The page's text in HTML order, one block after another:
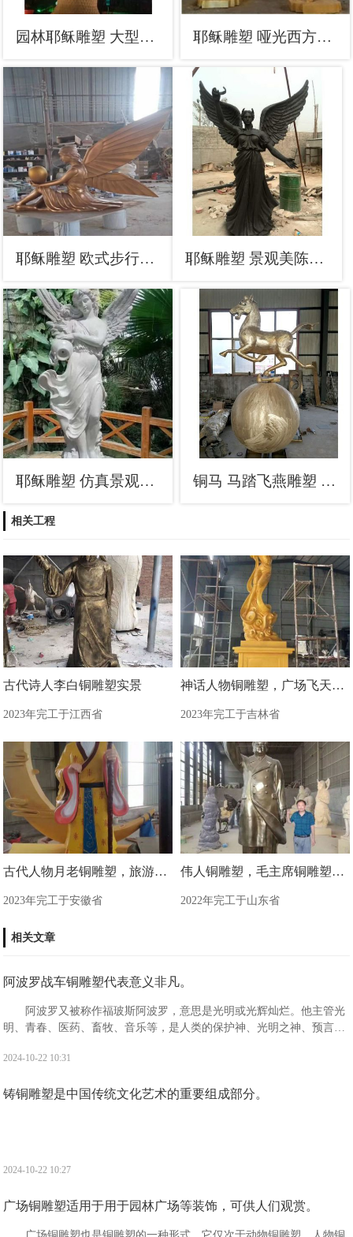
园林耶稣雕塑 大型西方雕塑 中式人物雕塑 耶稣雕塑 哑光西方雕塑 公园人物雕塑
耶稣雕塑 欧式步行街西方雕塑 大型商场人物雕塑 耶稣雕塑 景观美陈西方雕塑 喷漆人物雕塑
耶稣雕塑 仿真景观人物雕塑 烤漆西方雕塑 铜马 马踏飞燕雕塑 ,广场动物铜雕塑
相关工程
古代诗人李白铜雕塑实景
2023年完工于江西省
神话人物铜雕塑，广场飞天铜雕塑制造商
2023年完工于吉林省
古代人物月老铜雕塑，旅游区景观雕塑
2023年完工于安徽省
伟人铜雕塑，毛主席铜雕塑制作现场
2022年完工于山东省
相关文章
阿波罗战车铜雕塑代表意义非凡。
阿波罗又被称作福玻斯阿波罗，意思是光明或光辉灿烂。他主管光
明、青春、医药、畜牧、音乐等，是人类的保护神、光明之神、预言之
斯特利亚的一座浮岛提洛岛之上。
2024-10-22 10:31
铸铜雕塑是中国传统文化艺术的重要组成部分。
2024-10-22 10:27
广场铜雕塑适用于用于园林广场等装饰，可供人们观赏。